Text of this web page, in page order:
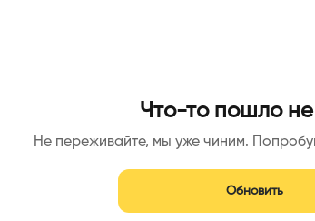
Что-то пошло не
Не переживайте, мы уже чиним.
Обновить